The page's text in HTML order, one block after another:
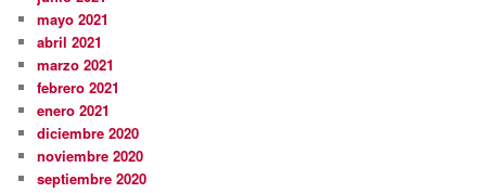
mayo 2021
abril 2021
marzo 2021
febrero 2021
enero 2021
diciembre 2020
noviembre 2020
septiembre 2020